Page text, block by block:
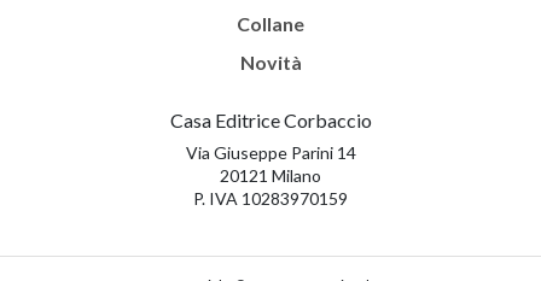
Collane
Novità
Casa Editrice Corbaccio
Via Giuseppe Parini 14
20121 Milano
P. IVA 10283970159